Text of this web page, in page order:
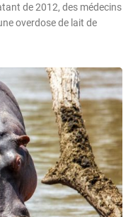
de 2012, des médecins
overdose de lait de